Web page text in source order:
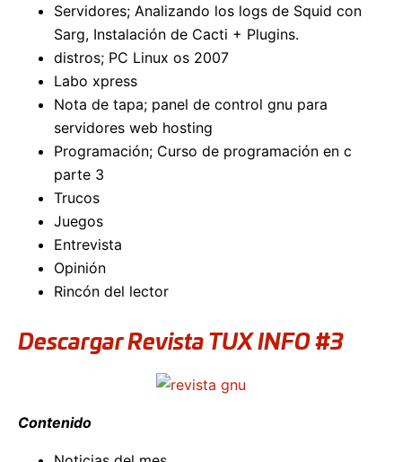
Servidores; Analizando los logs de Squid con
Sarg, Instalación de Cacti + Plugins.
distros; PC Linux os 2007
Labo xpress
Nota de tapa; panel de control gnu para
servidores web hosting
Programación; Curso de programación en c
parte 3
Trucos
Juegos
Entrevista
Opinión
Rincón del lector
Descargar Revista TUX INFO #3
Contenido